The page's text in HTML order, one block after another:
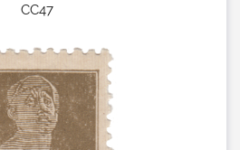
СС47